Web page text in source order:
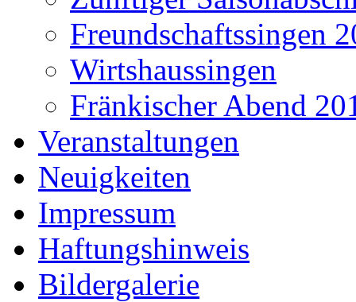
Freundschaftssingen
Wirtshaussingen
Fränkischer Abend
Veranstaltungen
Neuigkeiten
Impressum
Haftungshinweis
Bildergalerie